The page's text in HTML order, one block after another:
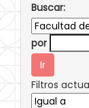
Buscar:
por
Filtros